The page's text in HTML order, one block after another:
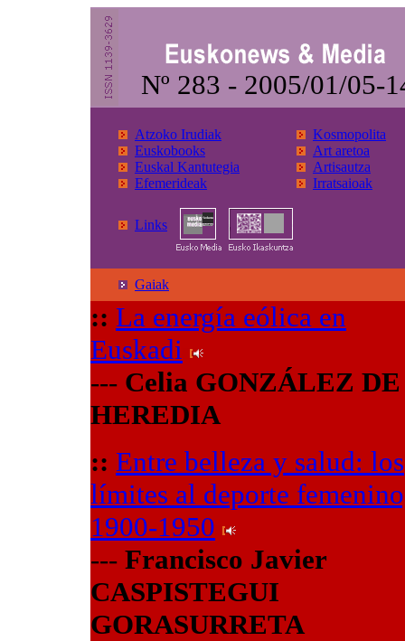
Nº 283 - 2005/01/05-
Atzoko Irudiak
Kosmopolita
Euskobooks
Art aretoa
Euskal Kantutegia
Artisautza
Efemerideak
Irratsaioak
Links
Gaiak
:: La energía eólica en
Euskadi
--- Celia GONZÁLEZ DE
HEREDIA
:: Entre belleza y salud: los
límites al deporte
1900-1950
--- Francisco Javier
CASPISTEGUI
GORASURRETA